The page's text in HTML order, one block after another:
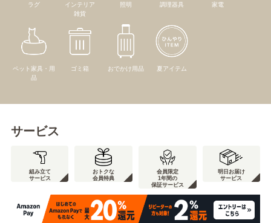
ラグ
インテリア
雑貨
照明 調理器具 家電
ペット家具・用
品
ゴミ箱 おでかけ用品 夏アイテム
サービス
組み立て
サービス
おトクな
会員特典
会員限定
1年間の
保証サービス
明日お届け
サービス